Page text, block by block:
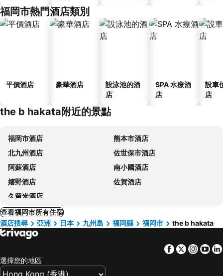
福岡市熱門酒店類別
平價酒店 豪華酒店
設泳池的酒
店
SPA 水療酒
店
設車
店
the b hakata附近的景點
福岡市酒店
熊本市酒店
北九州酒店
佐世保市酒店
阿蘇酒店
南小國酒店
嬉野酒店
佐賀酒店
久留米酒店
查看福岡市所有住宿
酒店搜尋
亞洲 日本 九州島 福岡縣 福岡市 the b hakata
Facebook
Twitter
選擇您的地區